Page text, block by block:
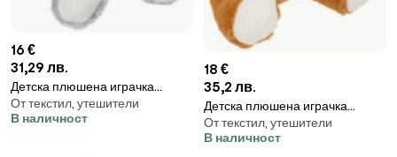
16 €
31,29 лв.
Детска плюшена играчка
atmosphera Rabbit, 30 cm
От текстил, утешители
В наличност
18 €
35,2 лв.
Детска плюшена играчка
atmosphera Hippo, 30 cm
От текстил, утешители
В наличност